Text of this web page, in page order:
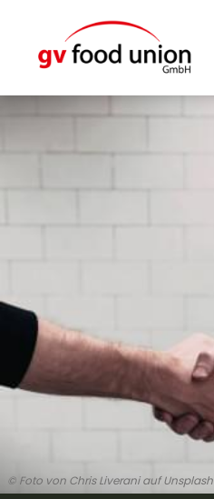
© Foto von Chris Liverani auf Unsplash